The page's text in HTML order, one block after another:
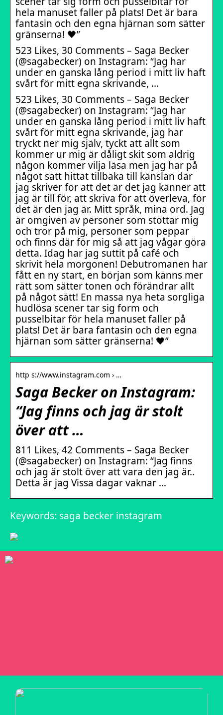
hela manuset faller på plats! Det är bara
fantasin och den egna hjärnan som sätter
gränserna! 🖤”
523 Likes, 30 Comments – Saga Becker
(@sagabecker) on Instagram: “Jag har
under en ganska lång period i mitt liv haft
svårt för mitt egna skrivande, …
523 Likes, 30 Comments – Saga Becker
(@sagabecker) on Instagram: “Jag har
under en ganska lång period i mitt liv haft
svårt för mitt egna skrivande, jag har
tryckt ner mig själv, tyckt att allt som
kommer ur mig är dåligt skit som aldrig
någon kommer vilja läsa men jag har på
något sätt hittat tillbaka till känslan där
jag skriver för att det är det jag känner att
jag är till för, att skriva för att överleva, för
det är den jag är. Mitt språk, mina ord. Jag
är omgiven av personer som stöttar mig
och tror på mig, personer som peppar
och finns där för mig så att jag vågar göra
detta. Idag har jag suttit på café och
skrivit hela morgonen! Debutromanen har
fått en ny start, en början som känns mer
rätt som sätter tonen och förändrar allt
på något sätt! En massa nya heta sorgliga
hudlösa scener tar sig form och
pusselbitar för hela manuset faller på
plats! Det är bara fantasin och den egna
hjärnan som sätter gränserna! 🖤”
http s://www.instagram.com › …
Saga Becker on Instagram:
“Jag finns och jag är stolt
över att …
811 Likes, 42 Comments – Saga Becker
(@sagabecker) on Instagram: “Jag finns
och jag är stolt över att vara den jag är..
Detta är jag Vissa dagar vaknar …
Keywords: saga becker instagram